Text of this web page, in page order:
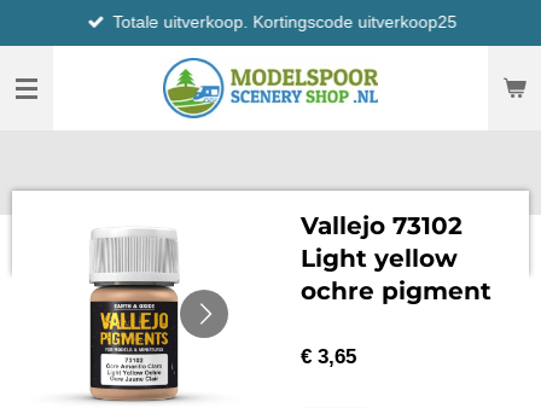
direct
naar
hoofdinhoud
Totale uitverkoop. Kortingscode uitverkoop25
Vallejo 73102
Light yellow
ochre pigment
€ 3,65